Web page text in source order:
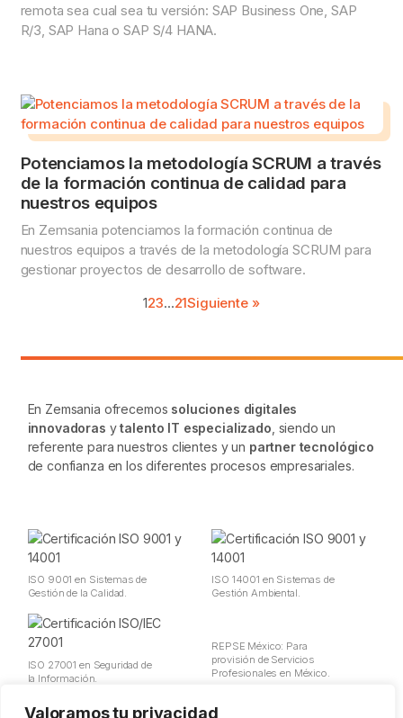
Valoramos tu privacidad
remota sea cual sea tu versión: SAP Business One, SAP
R/3, SAP Hana o SAP S/4 HANA.
Potenciamos la metodología SCRUM a través
de la formación continua de calidad para
nuestros equipos
En Zemsania potenciamos la formación continua de
nuestros equipos a través de la metodología SCRUM para
gestionar proyectos de desarrollo de software.
123...21Siguiente »
En Zemsania ofrecemos soluciones digitales
innovadoras ytalento IT especializado , siendo un
referente para nuestros clientes y un partner tecnológico
de confianza en los diferentes procesos empresariales.
ISO 9001 en Sistemas de
Gestión de la Calidad.
ISO 14001 en Sistemas de
Gestión Ambiental.
ISO 27001 en Seguridad de
la Información.
REPSE México: Para
provisión de Servicios
Profesionales en México.